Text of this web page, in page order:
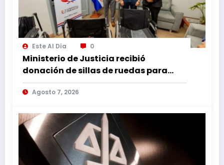
Este Al Día 0
Ministerio de Justicia recibió
donación de sillas de ruedas para
internos vulnerables
Agosto 7, 2026